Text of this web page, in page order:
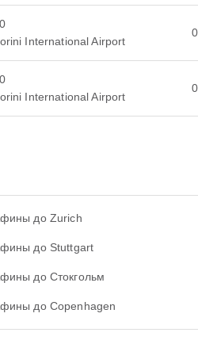
International Airport
International Airport
до Zurich
до Stuttgart
до Стокгольм
до Copenhagen